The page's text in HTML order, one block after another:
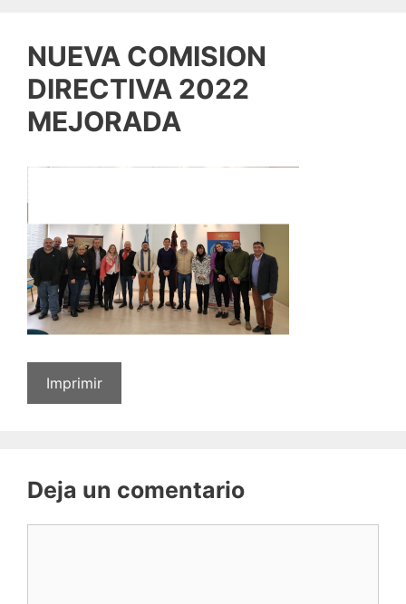
NUEVA COMISION
DIRECTIVA 2022
MEJORADA
Imprimir
Deja un comentario